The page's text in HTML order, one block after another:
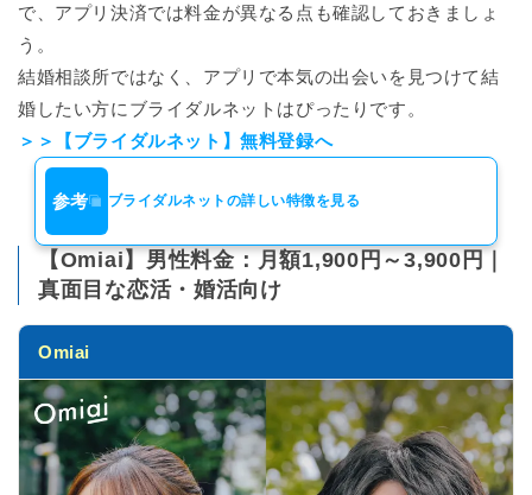
で、アプリ決済では料金が異なる点も確認しておきましょ
う。
結婚相談所ではなく、アプリで本気の出会いを見つけて結
婚したい方にブライダルネットはぴったりです。
＞＞【ブライダルネット】無料登録へ
参考 ブライダルネットの詳しい特徴を見る
【Omiai】男性料金：月額1,900円～3,900円｜
真面目な恋活・婚活向け
Omiai